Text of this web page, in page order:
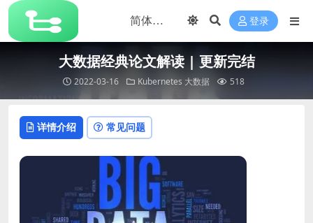
登录
大数据经典论文解读 | 更新完结
2022-03-16 Kubernetes 大数据 518
详情介绍 常见问题